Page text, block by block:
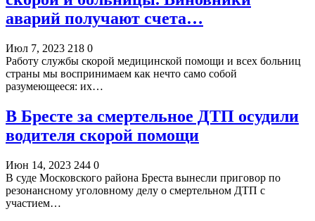
аварий получают счета…
Июл 7, 2023 218 0
Работу службы скорой медицинской помощи и всех больниц
страны мы воспринимаем как нечто само собой
разумеющееся: их…
В Бресте за смертельное ДТП осудили
водителя скорой помощи
Июн 14, 2023 244 0
В суде Московского района Бреста вынесли приговор по
резонансному уголовному делу о смертельном ДТП с
участием…